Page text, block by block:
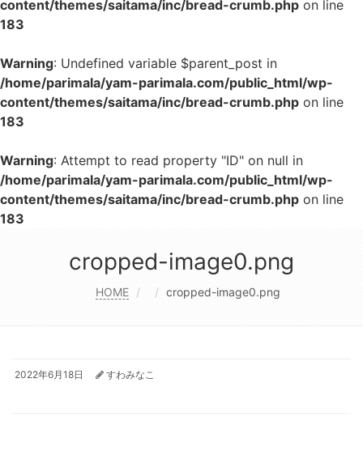
content/themes/saitama/inc/bread-crumb.php on line
183
Warning: Undefined variable $parent_post in
/home/parimala/yam-parimala.com/public_html/wp-
content/themes/saitama/inc/bread-crumb.php on line
183
Warning: Attempt to read property "ID" on null in
/home/parimala/yam-parimala.com/public_html/wp-
content/themes/saitama/inc/bread-crumb.php on line
183
cropped-image0.png
HOME cropped-image0.png
2022年6月18日 すわみなこ